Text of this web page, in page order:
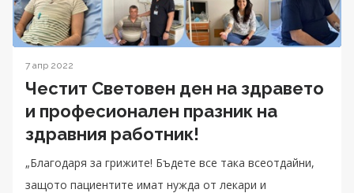
7 апр 2022
Честит Световен ден на здравето
и професионален празник на
здравния работник!
„Благодаря за грижите! Бъдете все така всеотдайни,
защото пациентите имат нужда от лекари и